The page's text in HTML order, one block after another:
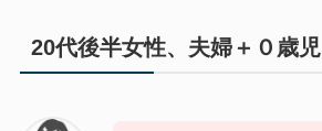
20代後半女性、夫婦＋０歳児